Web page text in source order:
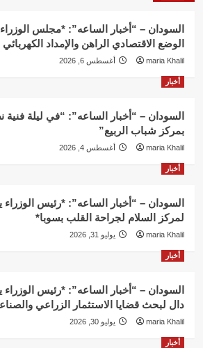
السودان – “أخبار الساعه”: *مجلس
الوضع الاقتصادي الراهن والإمداد الكهربائي
maria Khalil أغسطس 6, 2026
أخبار
السودان – “أخبار الساعه”: “في ليلة فنية
بمركز شباب الربيع”
maria Khalil أغسطس 4, 2026
أخبار
السودان – “أخبار الساعه”: *رئيس الوزراء
لمركز السلام لجراحة القلب بسوبا*
maria Khalil يوليو 31, 2026
أخبار
السودان – “أخبار الساعه”: *رئيس
دال لبحث قضايا الاستثمار الزراعي
maria Khalil يوليو 30, 2026
أخبار